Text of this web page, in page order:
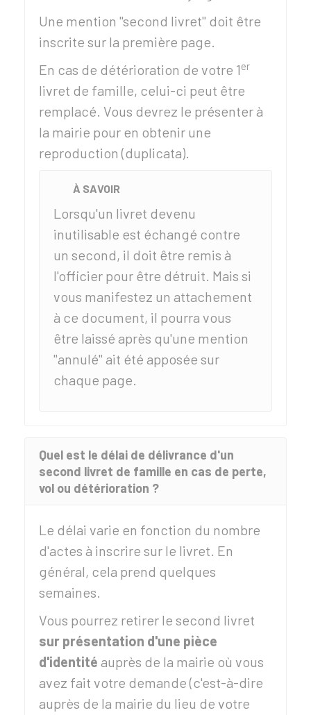
Une mention "second livret" doit être
inscrite sur la première page.
En cas de détérioration de votre 1er
livret de famille, celui-ci peut être
remplacé. Vous devrez le présenter à
la mairie pour en obtenir une
reproduction (duplicata).
À SAVOIR
Lorsqu'un livret devenu
inutilisable est échangé contre
un second, il doit être remis à
l'officier pour être détruit. Mais si
vous manifestez un attachement
à ce document, il pourra vous
être laissé après qu'une mention
"annulé" ait été apposée sur
chaque page.
Quel est le délai de délivrance d'un
second livret de famille en cas de perte,
vol ou détérioration ?
Le délai varie en fonction du nombre
d'actes à inscrire sur le livret. En
général, cela prend quelques
semaines.
Vous pourrez retirer le second livret
sur présentation d'une pièce
d'identité auprès de la mairie où vous
avez fait votre demande (c'est-à-dire
auprès de la mairie du lieu de votre